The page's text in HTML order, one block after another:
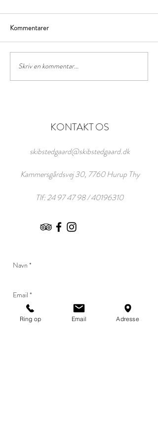
Kommentarer
Skriv en kommentar...
KONTAKT OS
skibstedgaard@skibstedgaard.dk
Kammersgårdsvej 30, 7760 Hurup Thy
Tlf:24 97 47 98/40196310
Ring op Email Adresse